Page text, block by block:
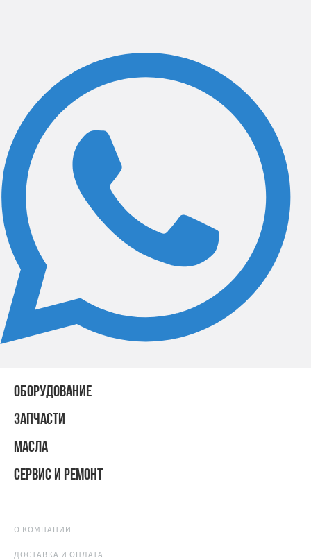
ОБОРУДОВАНИЕ
ЗАПЧАСТИ
МАСЛА
СЕРВИС И РЕМОНТ
О КОМПАНИИ
ДОСТАВКА И ОПЛАТА